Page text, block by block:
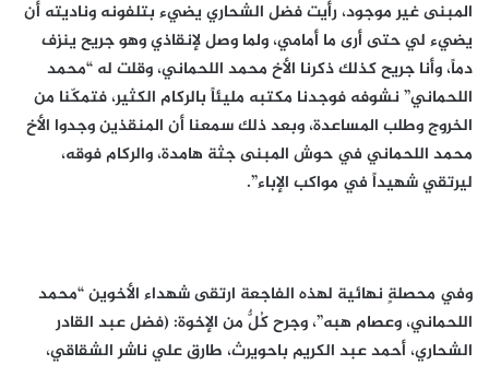
المبنى غير موجود، رأيت فضل الشحاري يضيء بتلفونه وناديته أن
يضيء لي حتى أرى ما أمامي، ولما وصل لإنقاذي وهو جريح ينزف
دماً، وأنا جريح كذلك ذكرنا الأخ محمد اللحماني، وقلت له “محمد
اللحماني” نشوفه فوجدنا مكتبه مليئاً بالركام الكثير، فتمكّنا من
الخروج وطلب المساعدة، وبعد ذلك سمعنا أن المنقذين وجدوا الأخ
محمد اللحماني في حوش المبنى جثة هامدة، والركام فوقه،
ليرتقي شهيداً في مواكب الإباء”.
وفي محصلةٍ نهائية لهذه الفاجعة ارتقى شهداء الأخوين “محمد
اللحماني، وعصام هبه”، وجرح كُلٌّ من الإخوة: (فضل عبد القادر
الشحاري، أحمد عبد الكريم باحويرث، طارق علي ناشر الشقاقي،